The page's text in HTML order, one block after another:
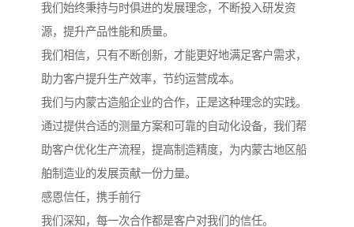
我们始终秉持与时俱进的发展理念，不断投入研发资
源，提升产品性能和质量。
我们相信，只有不断创新，才能更好地满足客户需求，
助力客户提升生产效率，节约运营成本。
我们与内蒙古造船企业的合作，正是这种理念的实践。
通过提供合适的测量方案和可靠的自动化设备，我们帮
助客户优化生产流程，提高制造精度，为内蒙古地区船
舶制造业的发展贡献一份力量。
感恩信任，携手前行
我们深知，每一次合作都是客户对我们的信任。